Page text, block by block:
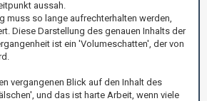
aussah.
muss so lange aufrechterhalten werden,
Diese Darstellung des genauen Inhalts der
ist ein 'Volumeschatten', der von
vergangenen Blick auf den Inhalt des
und das ist harte Arbeit, wenn viele